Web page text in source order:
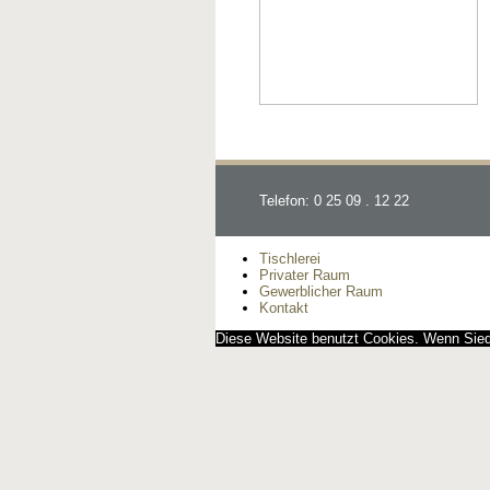
Telefon: 0 25 09 . 12 22
Tischlerei
Privater Raum
Gewerblicher Raum
Kontakt
Diese Website benutzt Cookies. Wenn